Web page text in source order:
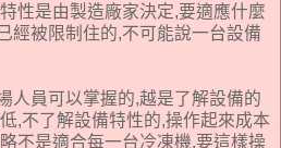
性是由製造廠家決定,要適應什麼
經被限制住的,不可能說一台設備
人員可以掌握的,越是了解設備的
,不了解設備特性的,操作起來成本
不是適合每一台冷凍機.要這樣操